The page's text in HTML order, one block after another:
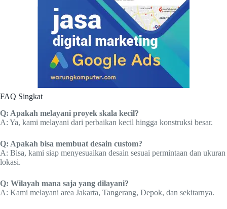
FAQ Singkat
Q: Apakah melayani proyek skala kecil?
A: Ya, kami melayani dari perbaikan kecil hingga konstruksi besar.
Q: Apakah bisa membuat desain custom?
A: Bisa, kami siap menyesuaikan desain sesuai permintaan dan ukuran
lokasi.
Q: Wilayah mana saja yang dilayani?
A: Kami melayani area Jakarta, Tangerang, Depok, dan sekitarnya.